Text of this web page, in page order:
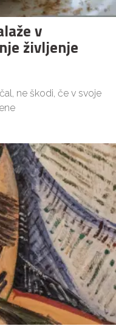
v
življenje
ne škodi, če v svoje